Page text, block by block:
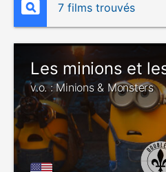
7 films trouvés
Les minions et
v.o. : Minions & Monsters